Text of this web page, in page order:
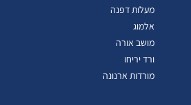
מעלות דפנה
אלמוג
מושב אורה
ורד יריחו
מורדות ארנונה